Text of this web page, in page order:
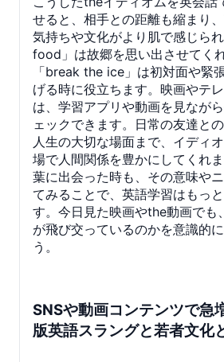
せると、相手との距離も縮まり
気持ちや文化がより肌で感じら
food」は故郷を思い出させてくれ
「break the ice」は初対面や緊
げる時に役立ちます。映画やテ
は、学習アプリや動画を見なが
ェックできます。日常の友達との
人生の大切な場面まで、イディ
場で人間関係を豊かにしてくれ
葉に出会った時も、その意味や
てみることで、英語学習はもっ
す。今日見た映画やthe動画でも
が飛び交っているのかを意識的
う。
SNSや動画コンテンツで急
版英語スラングと若者文化